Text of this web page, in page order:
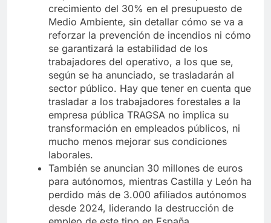
crecimiento del 30% en el presupuesto de
Medio Ambiente, sin detallar cómo se va a
reforzar la prevención de incendios ni cómo
se garantizará la estabilidad de los
trabajadores del operativo, a los que se,
según se ha anunciado, se trasladarán al
sector público. Hay que tener en cuenta que
trasladar a los trabajadores forestales a la
empresa pública TRAGSA no implica su
transformación en empleados públicos, ni
mucho menos mejorar sus condiciones
laborales.
También se anuncian 30 millones de euros
para autónomos, mientras Castilla y León ha
perdido más de 3.000 afiliados autónomos
desde 2024, liderando la destrucción de